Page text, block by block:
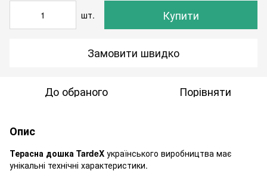
шт. Купити
Замовити швидко
До обраного Порівняти
Опис
Терасна дошка TardeX українського виробництва має
унікальні технічні характеристики.